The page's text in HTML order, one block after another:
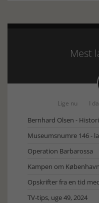
Mest
Lige nu I
Bernhard Olsen -
Museumsnumre 146 -
Operation Barbarossa
Kampen om København
Opskrifter fra en tid
TV-tips, uge 49, 2024